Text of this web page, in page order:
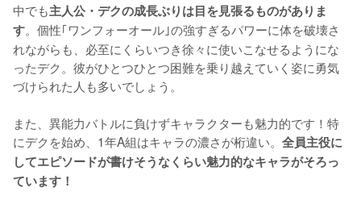
中でも主人公・デクの成長ぶりは目を見張るものがありま
す。個性｢ワンフォーオール｣の強すぎるパワーに体を破壊さ
れながらも、必至にくらいつき徐々に使いこなせるようにな
ったデク。彼がひとつひとつ困難を乗り越えていく姿に勇気
づけられた人も多いでしょう。
また、異能力バトルに負けずキャラクターも魅力的です！特
にデクを始め、1年A組はキャラの濃さが桁違い。 全員主役に
してエピソードが書けそうなくらい魅力的なキャラがそろっ
ています！